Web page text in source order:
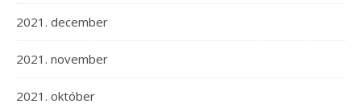
2021. december
2021. november
2021. október